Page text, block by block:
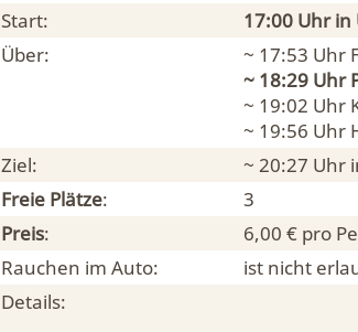
Start:
17:00 Uhrin
Über:
~ 17:53 Uhr
~ 18:29 Uhr
~ 19:02 Uhr
~ 19:56 Uhr
Ziel:
~ 20:27 Uhr
Freie Plätze:
3
Preis:
6,00 € pro
Rauchen im Auto:
ist nicht
Details: